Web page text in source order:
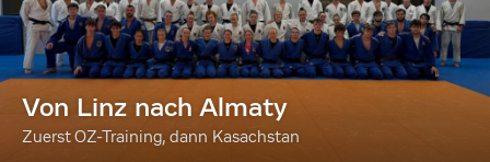
Von Linz nach Almaty
Zuerst OZ-Training, dann Kasachstan